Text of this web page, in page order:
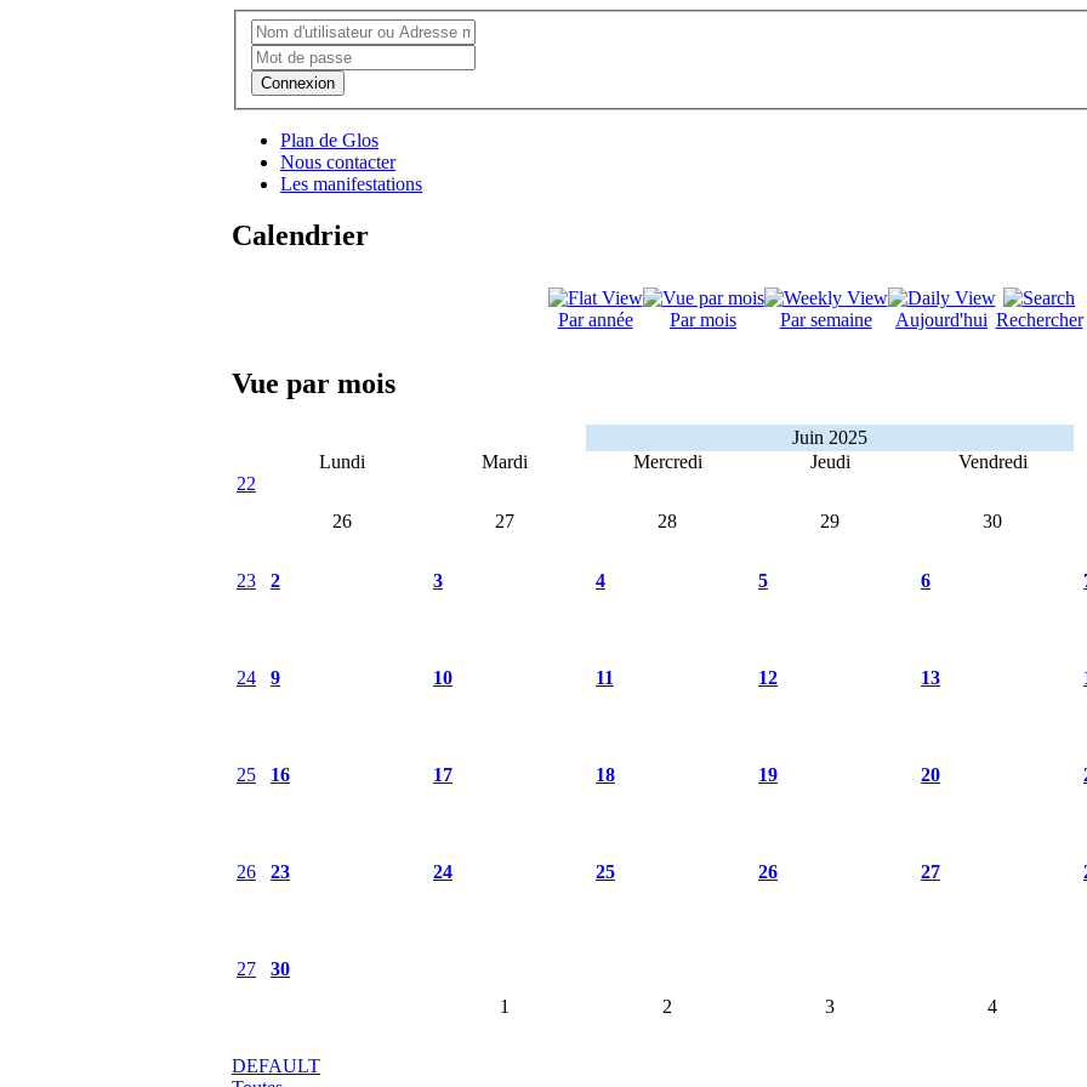
Connexion
Plan de Glos
Nous contacter
Les manifestations
Calendrier
Par année Par mois Par semaine Aujourd'hui Rechercher
Vue par mois
Juin 2025
Lundi
Mardi Mercredi Jeudi Vendredi
22
26
27 28 29 30
23 2 3 4 5 6
24 9 10 11 12 13
25 16 17 18 19 20
26 23 24 25 26 27
27
30
1
2 3 4
DEFAULT